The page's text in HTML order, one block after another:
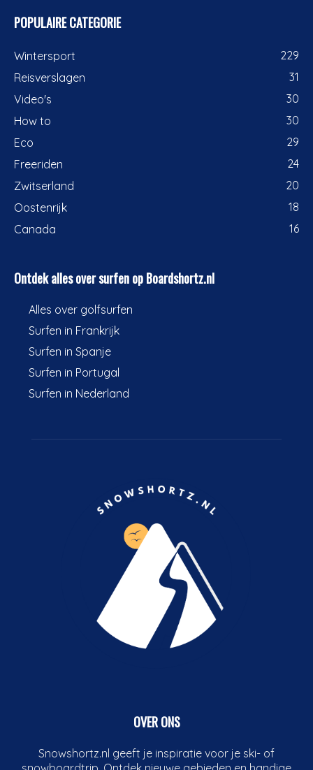
POPULAIRE CATEGORIE
Wintersport
229
Reisverslagen
31
Video's
30
How to
30
Eco
29
Freeriden
24
Zwitserland
20
Oostenrijk
18
Canada
16
Ontdek alles over surfen op Boardshortz.nl
Alles over golfsurfen
Surfen in Frankrijk
Surfen in Spanje
Surfen in Portugal
Surfen in Nederland
OVER ONS
Snowshortz.nl geeft je inspiratie voor je ski- of